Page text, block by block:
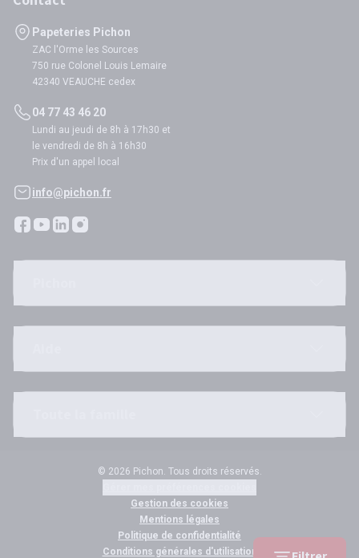
Papeteries Pichon
ZAC l'Orme les Sources
750 rue Colonel Louis Lemaire
42340 VEAUCHE cedex
04 77 43 46 20
Lundi au jeudi de 8h à 17h30 et
le vendredi de 8h à 16h30
Prix d'un appel local
info@pichon.fr
© 2026 Pichon. Tous droits réservés.
Gestion des cookies
Mentions légales
Politique de confidentialité
Conditions générales d'utilisation